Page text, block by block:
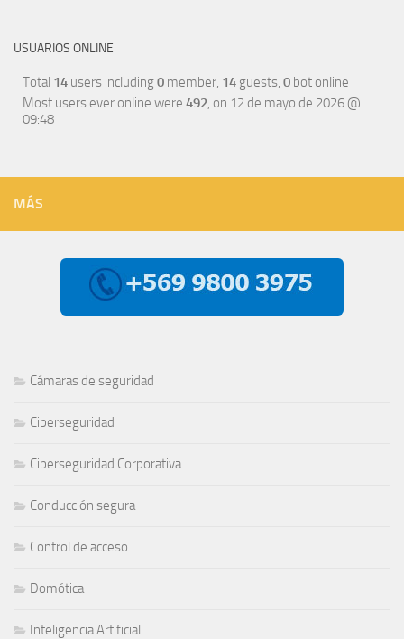
USUARIOS ONLINE
Total 14 users including0 member, 14 guests, 0 bot online
Most users ever online were 492, on 12 de mayo de 2026 @
09:48
MÁS
Cámaras de seguridad
Ciberseguridad
Ciberseguridad Corporativa
Conducción segura
Control de acceso
Domótica
Inteligencia Artificial